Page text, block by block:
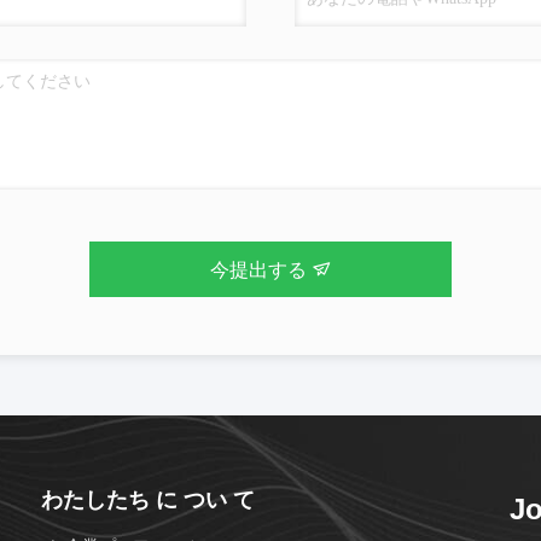
今提出する
わたしたち に つい て